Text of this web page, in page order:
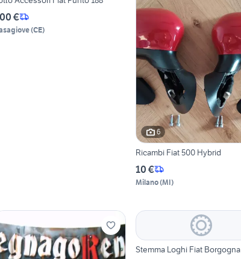
€
(CE)
6
Ricambi Fiat 500 Hybrid
10 €
Milano(MI)
Stemma Loghi Fiat Borgogna